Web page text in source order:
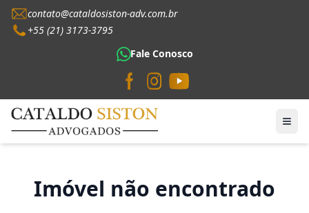
contato@cataldosiston-adv.com.br
+55 (21) 3173-3795
Fale Conosco
Imóvel não encontrado